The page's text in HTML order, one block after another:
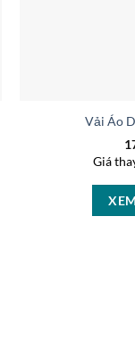
45829
Vải Áo
Giá